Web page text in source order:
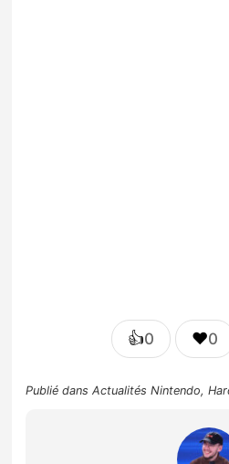
👍0 ❤️0
Publié dansActualités Nintendo,